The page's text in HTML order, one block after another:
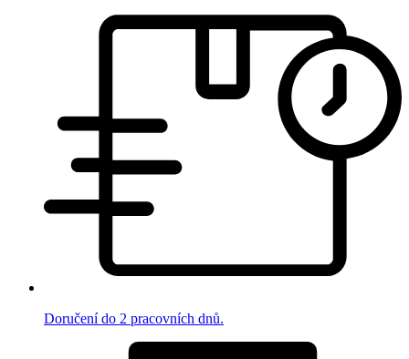
Doručení do 2 pracovních dnů.